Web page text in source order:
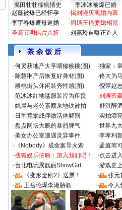
揭田壮壮徐帆情史 李冰冰被爆已婚
·赵薇被爆已经怀孕
·李宇春爆遭母逼婚
·圣诞节明信片八折
·揭刘晓庆离婚内幕
·周迅王艳婆媳相见
·刘嘉玲自曝正造人
茶 余 饭 后
·何炅获地产大亨喂猕猴桃(图) ·独家：
·陈慧琳产后恢复好身材(图) ·佟大为
·殷桃街头休闲装秀性感(图) ·倪萍赵
·范冰冰红地毯服装皆为租赁 ·刘涛富
·姚晨与老公素颜乘地铁被拍 ·舒淇醉
· 日军竟拿战俘做活体解剖 ·实拍漂
·盘点网坛大腕的暴烈脾气 ·世界九
·美女办公室遭遇灵异事件 ·李孝利
· 《Nobody》成命案导火索 ·孟庭苇
·搜狐娱乐招聘：加入我们吧！ ·点击进
·台北电玩展靓丽ShowGirl ·游戏史
·
《变形金刚2》送票！ ·
张元
·
王岳伦爆李湘胎教 · 令人